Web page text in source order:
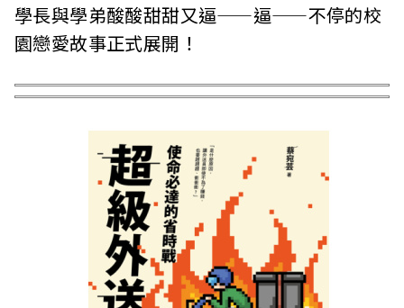
學長與學弟酸酸甜甜又逼——逼——不停的校
園戀愛故事正式展開！